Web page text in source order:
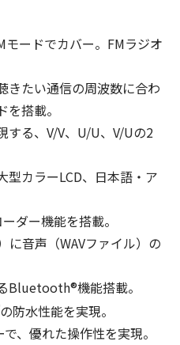
モードでカバー。FMラジオ
きたい通信の周波数に合わ
搭載。
する、V/V、U/U、V/Uの2
型カラーLCD、日本語・ア
ダー機能を搭載。
音声（WAVファイル）の
Bluetooth®機能搭載。
の防水性能を実現。
、優れた操作性を実現。